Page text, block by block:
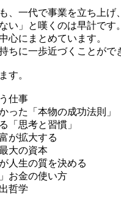
、一代で事業を立ち上
い」と嘆くのは早計です。
心にまとめています。
ちに一歩近づくことがで
す。
仕事
た「本物の成功法則」
思考と習慣」
が拡大する
大の資本
人生の質を決める
お金の使い方
哲学